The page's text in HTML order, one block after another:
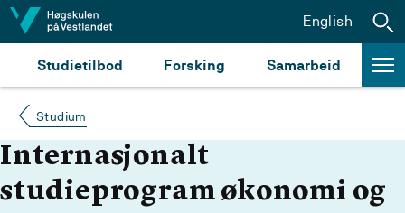
Hopp til innhald
Studietilbod Forsking Samarbeid
English
Studium
Internasjonalt
studieprogram økonomi og